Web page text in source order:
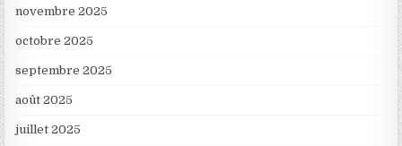
novembre 2025
octobre 2025
septembre 2025
août 2025
juillet 2025